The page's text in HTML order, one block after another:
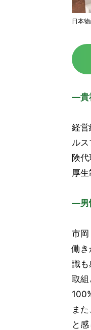
日本
―貴
経営
ル
険
厚
―男
市岡
働き
識
取組
ま
と